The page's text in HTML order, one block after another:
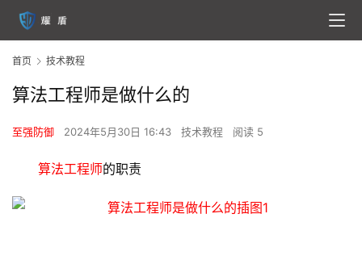
首页 技术教程
算法工程师是做什么的
至强防御 2024年5月30日 16:43 技术教程 阅读 5
算法工程师的职责